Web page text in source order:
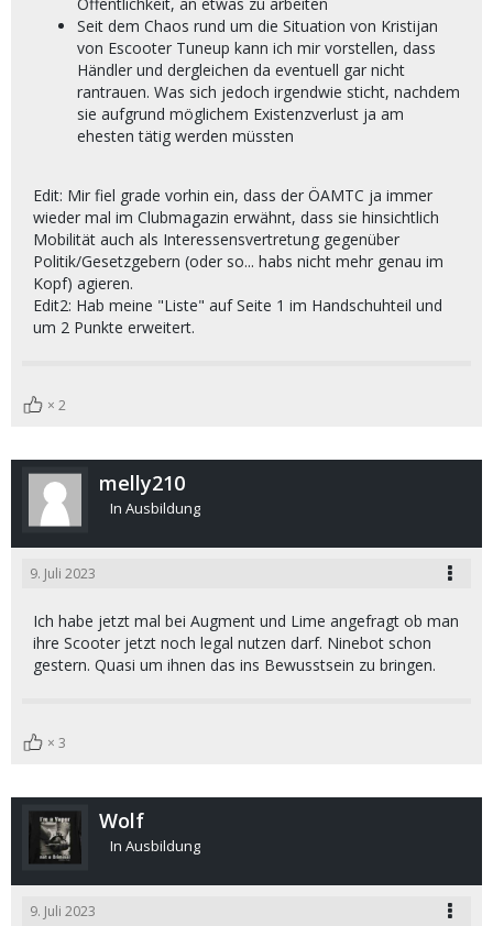
Seit dem Chaos rund um die Situation von Kristijan
von Escooter Tuneup kann ich mir vorstellen, dass
Händler und dergleichen da eventuell gar nicht
rantrauen. Was sich jedoch irgendwie sticht, nachdem
sie aufgrund möglichem Existenzverlust ja am
ehesten tätig werden müssten
Edit: Mir fiel grade vorhin ein, dass der ÖAMTC ja immer
wieder mal im Clubmagazin erwähnt, dass sie hinsichtlich
Mobilität auch als Interessensvertretung gegenüber
Politik/Gesetzgebern (oder so... habs nicht mehr genau im
Kopf) agieren.
Edit2: Hab meine "Liste" auf Seite 1 im Handschuhteil und
um 2 Punkte erweitert.
2
melly210
In Ausbildung
9. Juli 2023
Ich habe jetzt mal bei Augment und Lime angefragt ob man
ihre Scooter jetzt noch legal nutzen darf. Ninebot schon
gestern. Quasi um ihnen das ins Bewusstsein zu bringen.
3
Wolf
In Ausbildung
9. Juli 2023